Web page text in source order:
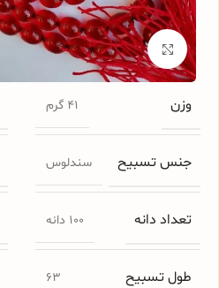
برای بزرگنمایی کلیک کنید
وزن 41 گرم
جنس تسبیح سندلوس
تعداد دانه 100 دانه
طول تسبیح 63